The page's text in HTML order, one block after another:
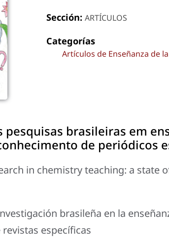
Sección: ARTÍCULOS
Categorías
Artículos de Enseñanza de
pesquisas brasileiras em
de periódicos
in chemistry teaching: a state
brasileña en la
específicas